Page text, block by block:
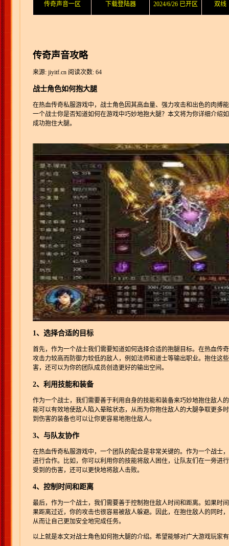
传奇声音一区 下载登陆器 2024/6/26 已开区 双线
传奇声音攻略
来源: jiyitf.cn 阅读次数: 64
战士角色如何抱大腿
在热血传奇私服游戏中，战士角色因其高血量、强力攻击和出色的肉搏
一个战士你是否知道如何在游戏中巧妙地抱大腿？本文将为你详细介绍
成功抱住大腿。
1、选择合适的目标
首先，作为一个战士我们需要知道如何选择合适的抱腿目标。在热血传
攻击力较高而防御力较低的敌人，例如法师和道士等输出职业。抱住这
害，还可以为你的团队成员创造更好的输出空间。
2、利用技能和装备
作为一个战士，我们需要善于利用自身的技能和装备来巧妙地抱住敌人
能可以有效地使敌人陷入晕眩状态，从而为你抱住敌人的大腿争取更多
到伤害的装备也可以让你更容易地抱住敌人。
3、与队友协作
在热血传奇私服游戏中，一个团队的配合是非常关键的。作为一个战士
进行合作。比如，你可以利用你的技能将敌人困住，让队友们在一旁进
受到的伤害，还可以更快地将敌人击败。
4、控制时间和距离
最后，作为一个战士，我们需要善于控制抱住敌人时间和距离。如果时
果距离过近，你的攻击也很容易被敌人躲避。因此，在抱住敌人的同时
从而让自己更加安全地完成任务。
以上就是本文对战士角色如何抱大腿的介绍。希望能够对广大游戏玩家